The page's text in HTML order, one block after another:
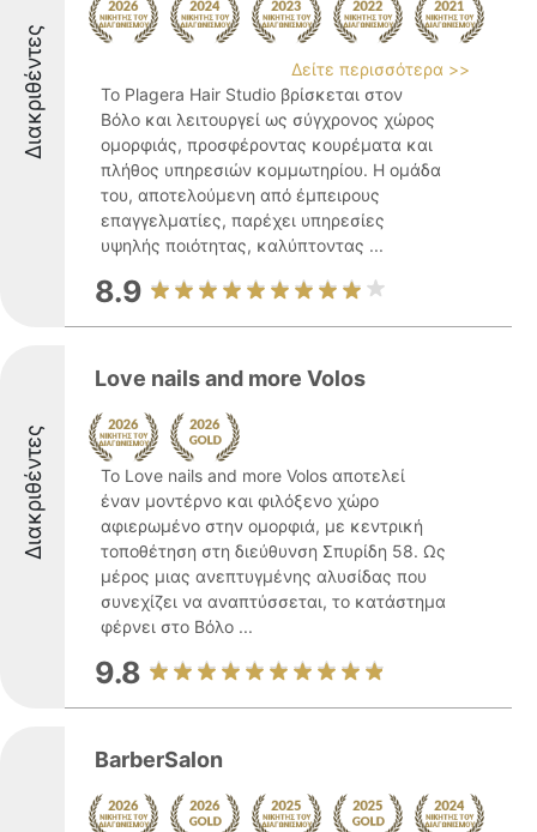
Διακριθέντες
Δείτε περισσότερα >>
Το Plagera Hair Studio βρίσκεται στον
Βόλο και λειτουργεί ως σύγχρονος χώρος
ομορφιάς, προσφέροντας κουρέματα και
πλήθος υπηρεσιών κομμωτηρίου. Η ομάδα
του, αποτελούμενη από έμπειρους
επαγγελματίες, παρέχει υπηρεσίες
υψηλής ποιότητας, καλύπτοντας ...
8.9
Διακριθέντες
Love nails and more Volos
Το Love nails and more Volos αποτελεί
έναν μοντέρνο και φιλόξενο χώρο
αφιερωμένο στην ομορφιά, με κεντρική
τοποθέτηση στη διεύθυνση Σπυρίδη 58. Ως
μέρος μιας ανεπτυγμένης αλυσίδας που
συνεχίζει να αναπτύσσεται, το κατάστημα
φέρνει στο Βόλο ...
9.8
BarberSalon